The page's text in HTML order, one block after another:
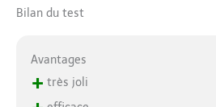
Bilan du test
Avantages
+ très joli